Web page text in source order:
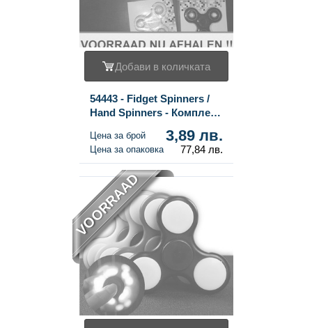
Добави в количката
54443 - Fidget Spinners /
Hand Spinners - Комплект
Цена за брой 3,89 лв.
Цена за опаковка 77,84 лв.
VOORRAAD